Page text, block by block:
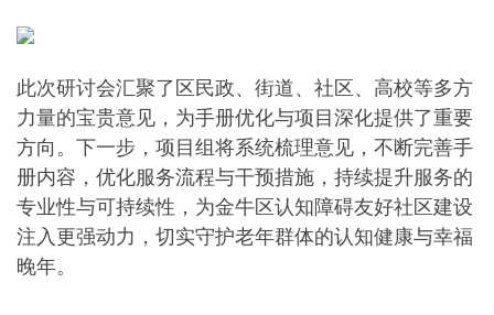
此次研讨会汇聚了区民政、街道、社区、高校等多方
力量的宝贵意见，为手册优化与项目深化提供了重要
方向。下一步，项目组将系统梳理意见，不断完善手
册内容，优化服务流程与干预措施，持续提升服务的
专业性与可持续性，为金牛区认知障碍友好社区建设
注入更强动力，切实守护老年群体的认知健康与幸福
晚年。